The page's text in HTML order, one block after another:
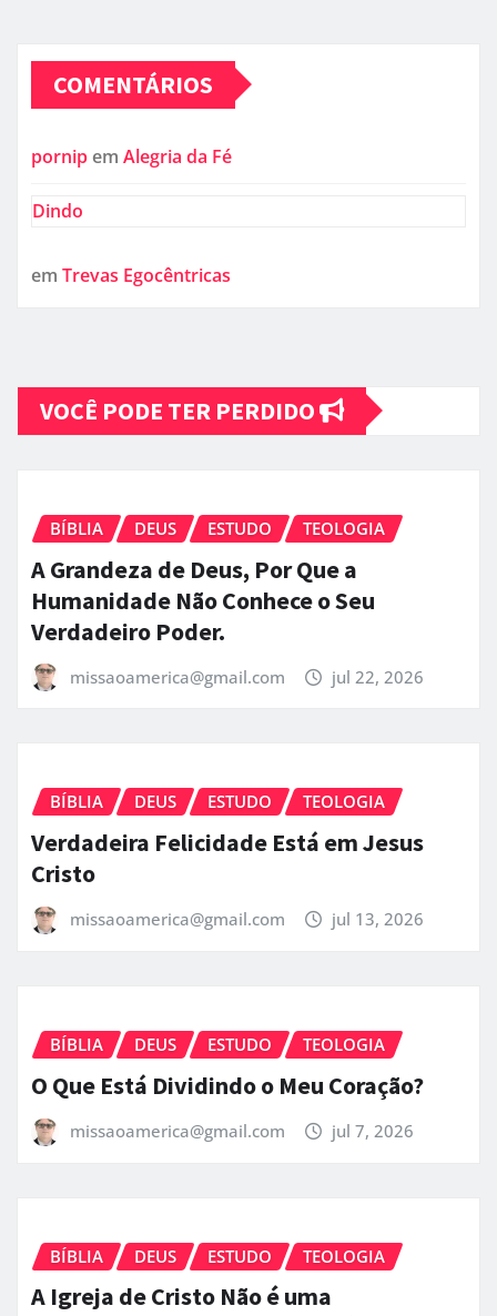
COMENTÁRIOS
pornip em Alegria da Fé
Dindo
em Trevas Egocêntricas
VOCÊ PODE TER PERDIDO
BÍBLIA DEUS ESTUDO TEOLOGIA
A Grandeza de Deus, Por Que a
Humanidade Não Conhece o Seu
Verdadeiro Poder.
missaoamerica@gmail.com jul 22, 2026
BÍBLIA DEUS ESTUDO TEOLOGIA
Verdadeira Felicidade Está em Jesus
Cristo
missaoamerica@gmail.com jul 13, 2026
BÍBLIA DEUS ESTUDO TEOLOGIA
O Que Está Dividindo o Meu Coração?
missaoamerica@gmail.com jul 7, 2026
BÍBLIA DEUS ESTUDO TEOLOGIA
A Igreja de Cristo Não é uma